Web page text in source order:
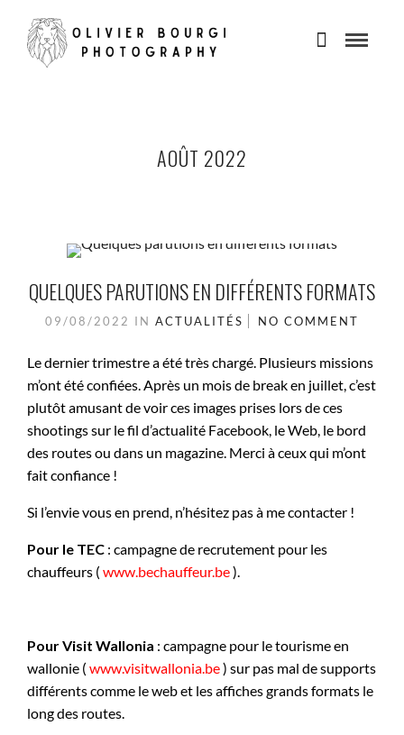
AOÛT 2022
QUELQUES PARUTIONS EN DIFFÉRENTS FORMATS
09/08/2022 IN ACTUALITÉS NO COMMENT
Le dernier trimestre a été très chargé. Plusieurs missions
m’ont été confiées. Après un mois de break en juillet, c’est
plutôt amusant de voir ces images prises lors de ces
shootings sur le fil d’actualité Facebook, le Web, le bord
des routes ou dans un magazine. Merci à ceux qui m’ont
fait confiance !
Si l’envie vous en prend, n’hésitez pas à me contacter !
Pour le TEC : campagne de recrutement pour les
chauffeurs ( www.bechauffeur.be).
Pour Visit Wallonia : campagne pour le tourisme en
wallonie ( www.visitwallonia.be) sur pas mal de supports
différents comme le web et les affiches grands formats le
long des routes.